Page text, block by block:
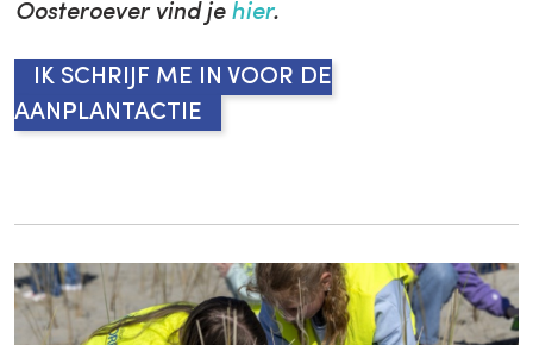
Oosteroever vind je hier.
IK SCHRIJF ME IN VOOR DE
AANPLANTACTIE